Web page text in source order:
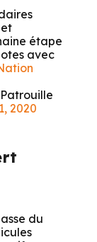
étape
avec
2020
du